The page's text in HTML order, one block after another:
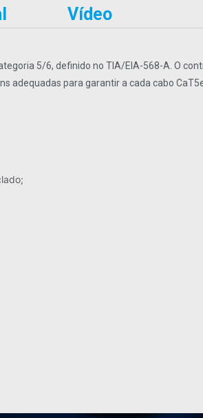
Vídeo
5/6, definido no TIA/EIA-568-A. O
para garantir a cada cabo